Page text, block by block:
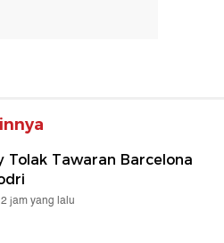
Tolak Tawaran Barcelona
2 jam yang lalu